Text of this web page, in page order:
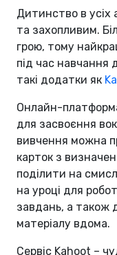
Дитинство в усіх
та захопливим.
грою, тому
під час навчання
такі додатки як
Онлайн-
для засвоєння
вивчення можна
карток з
поділити на
на уроці для
завдань, а також
матеріалу вдома.
Сервіс Kahoot –